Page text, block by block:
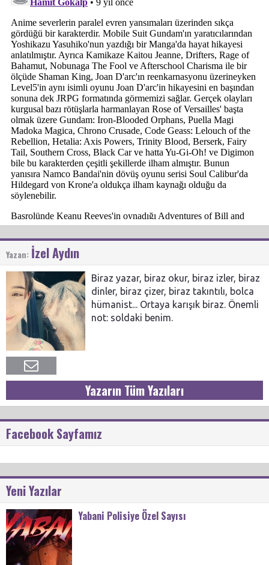
Yazan: İzel Aydın
Biraz yazar, biraz okur, biraz izler, biraz
dinler, biraz çizer, biraz takıntılı, bolca
hümanist... Ortaya karışık biraz. Önemli
not: soldaki benim.
Yazarın Tüm Yazıları
Facebook Sayfamız
Yeni Yazılar
Yabani Polisiye Özel Sayısı